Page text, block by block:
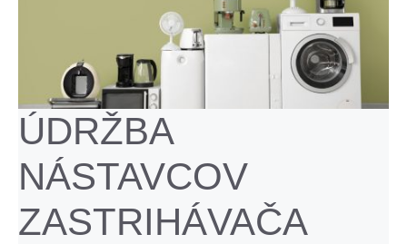
ÚDRŽBA
NÁSTAVCOV
ZASTRIHÁVAČA